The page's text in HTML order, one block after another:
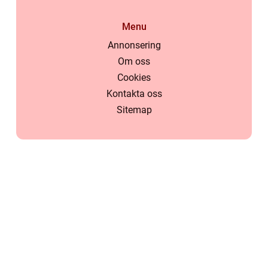
Menu
Annonsering
Om oss
Cookies
Kontakta oss
Sitemap